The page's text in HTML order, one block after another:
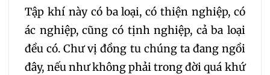
352 353 354
355 356 357
Tập khí này có ba loại, có thiện nghiệp, có
ác nghiệp, cũng có tịnh nghiệp, cả ba loại
đều có. Chư vị đồng tu chúng ta đang ngồi
đây, nếu như không phải trong đời quá khứ